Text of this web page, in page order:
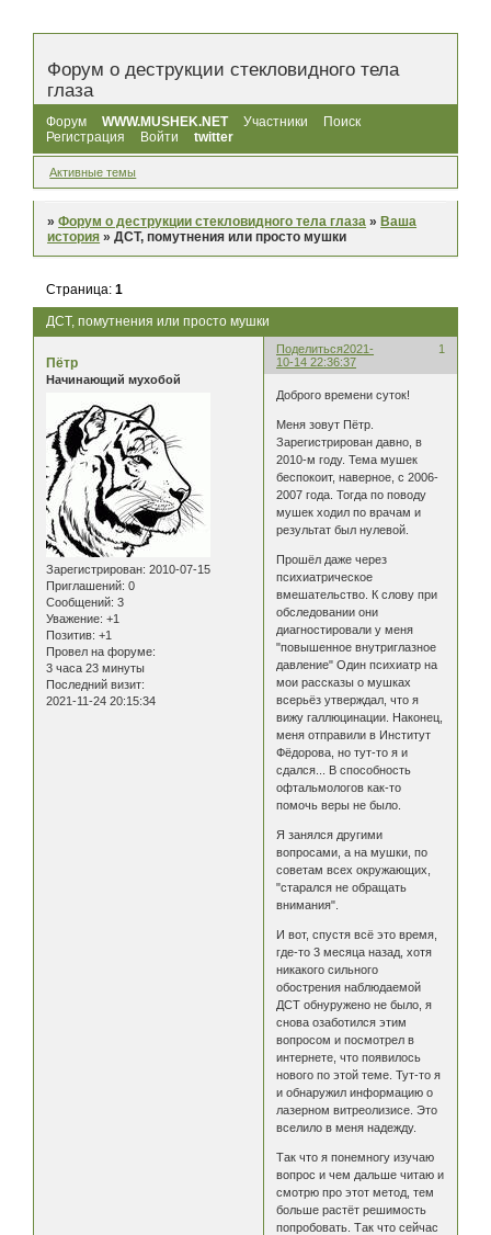
Форум о деструкции стекловидного тела
глаза
Форум WWW.MUSHEK.NET Участники
Поиск
Регистрация
Войти twitter
Активные темы
»Форум о деструкции стекловидного тела глаза »Ваша
история »ДСТ, помутнения или просто мушки
ДСТ, помутнения или просто мушки
Страница:1
Поделиться 1
2021-
10-14 22:36:37
Пётр
Начинающий мухобой
Зарегистрирован: 2010-07-15
Приглашений: 0
Сообщений: 3
Уважение: +1
Позитив: +1
Провел на форуме:
3 часа 23 минуты
Последний визит:
2021-11-24 20:15:34
Доброго времени суток!
Меня зовут Пётр.
Зарегистрирован давно, в
2010-м году. Тема мушек
беспокоит, наверное, с 2006-
2007 года. Тогда по поводу
мушек ходил по врачам и
результат был нулевой.
Прошёл даже через
психиатрическое
вмешательство. К слову при
обследовании они
диагностировали у меня
"повышенное внутриглазное
давление" Один психиатр на
мои рассказы о мушках
всерьёз утверждал, что я
вижу галлюцинации. Наконец,
меня отправили в Институт
Фёдорова, но тут-то я и
сдался... В способность
офтальмологов как-то
помочь веры не было.
Я занялся другими
вопросами, а на мушки, по
советам всех окружающих,
"старался не обращать
внимания".
И вот, спустя всё это время,
где-то 3 месяца назад, хотя
никакого сильного
обострения наблюдаемой
ДСТ обнуружено не было, я
снова озаботился этим
вопросом и посмотрел в
интернете, что появилось
нового по этой теме. Тут-то я
и обнаружил информацию о
лазерном витреолизисе. Это
вселило в меня надежду.
Так что я понемногу изучаю
вопрос и чем дальше читаю и
смотрю про этот метод, тем
больше растёт решимость
попробовать. Так что сейчас